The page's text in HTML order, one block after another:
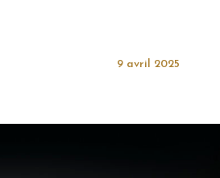
9 avril 2025